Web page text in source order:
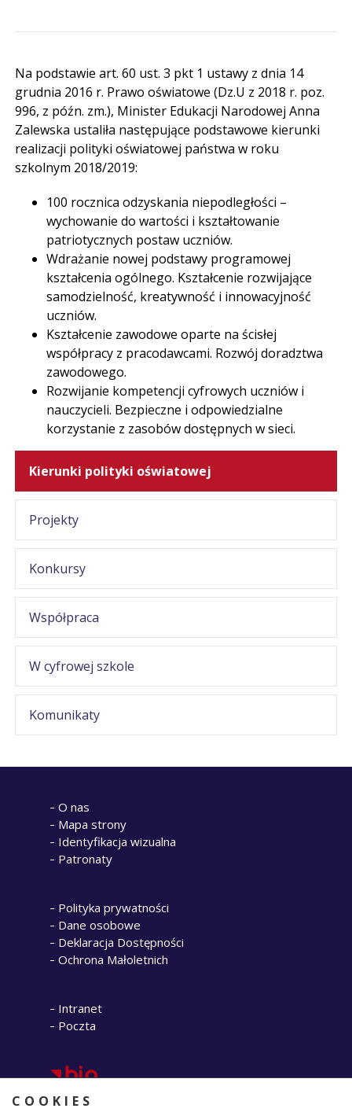
COOKIES
Na podstawie art. 60 ust. 3 pkt 1 ustawy z dnia 14
grudnia 2016 r. Prawo oświatowe (Dz.U z 2018 r. poz.
996, z późn. zm.), Minister Edukacji Narodowej Anna
Zalewska ustaliła następujące podstawowe kierunki
realizacji polityki oświatowej państwa w roku
szkolnym 2018/2019:
100 rocznica odzyskania niepodległości –
wychowanie do wartości i kształtowanie
patriotycznych postaw uczniów.
Wdrażanie nowej podstawy programowej
kształcenia ogólnego. Kształcenie rozwijające
samodzielność, kreatywność i innowacyjność
uczniów.
Kształcenie zawodowe oparte na ścisłej
współpracy z pracodawcami. Rozwój doradztwa
zawodowego.
Rozwijanie kompetencji cyfrowych uczniów i
nauczycieli. Bezpieczne i odpowiedzialne
korzystanie z zasobów dostępnych w sieci.
Kierunki polityki oświatowej
Projekty
Konkursy
Współpraca
W cyfrowej szkole
Komunikaty
O nas
Mapa strony
Identyfikacja wizualna
Patronaty
Polityka prywatności
Dane osobowe
Deklaracja Dostępności
Ochrona Małoletnich
Intranet
Poczta